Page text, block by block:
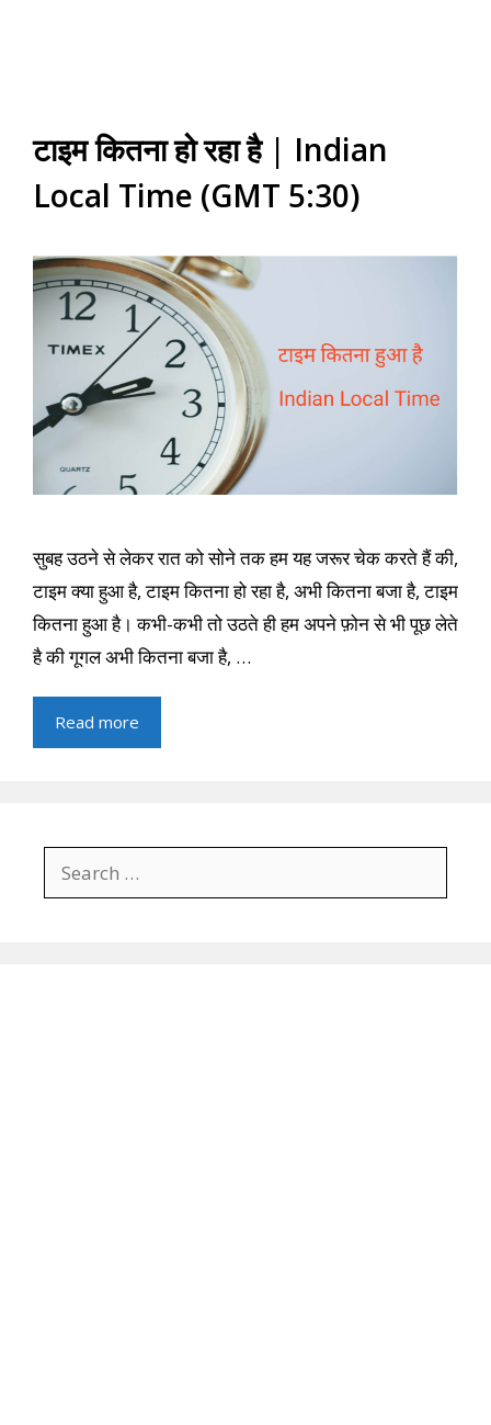
टाइम कितना हो रहा है | Indian
Local Time (GMT 5:30)
सुबह उठने से लेकर रात को सोने तक हम यह जरूर चेक करते हैं की,
टाइम क्या हुआ है, टाइम कितना हो रहा है, अभी कितना बजा है, टाइम
कितना हुआ है। कभी-कभी तो उठते ही हम अपने फ़ोन से भी पूछ लेते
है की गूगल अभी कितना बजा है, …
Read more
Search
for: